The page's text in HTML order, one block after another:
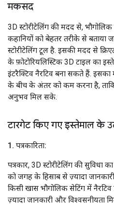
मकसद
3D स्टोरीटेलिंग की मदद से,
कहानियों को बेहतर तरीके से बताया
स्टोरीटेलिंग टूल है. इसकी मदद से
के फ़ोटोरियलिस्टिक 3D टाइल का
इंटरैक्टिव नैरटिव बना सकते हैं.
के बीच के अंतर को कम करना है,
अनुभव मिल सके.
टारगेट किए गए इस्तेमाल के
1 . पत्रकारिता:
पत्रकार, 3D स्टोरीटेलिंग की सुविधा
को जगह के हिसाब से ज़्यादा
किसी खास भौगोलिक सेटिंग में
ज़्यादा जानकारी और विश्वसनीयता